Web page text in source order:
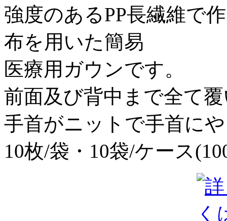
強度のあるPP長繊維で
布を用いた簡易
医療用ガウンです。
前面及び背中まで全て
手首がニットで手首に
10枚/袋・10袋/ケース